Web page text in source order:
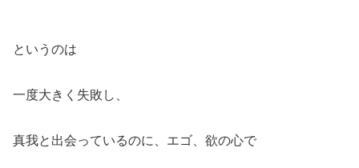
というのは
一度大きく失敗し、
真我と出会っているのに、エゴ、欲の心で